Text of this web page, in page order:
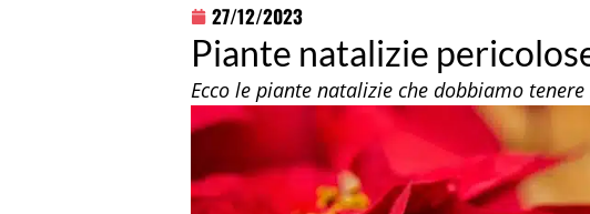
27/12/2023
Piante natalizie
Ecco le piante natalizie che dobbiamo